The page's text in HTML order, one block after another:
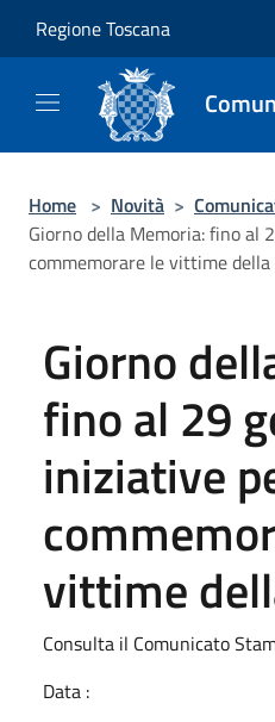
Regione Toscana
Home > Novità >
Giorno della Memoria: fino al
commemorare le vittime della
Giorno
fino al 29
iniziative
vittime
Consulta il Comunicato
Data :